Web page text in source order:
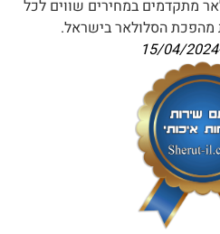
מתקדמים במחירים שווים לכל
מהפכת הסלולאר בישראל.
15/04/2024